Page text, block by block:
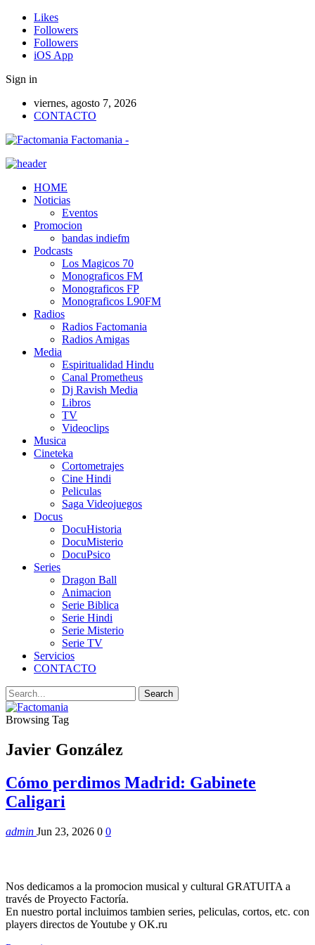
Likes
Followers
Followers
iOS App
Sign in
viernes, agosto 7, 2026
CONTACTO
Factomania -
HOME
Noticias
Eventos
Promocion
bandas indiefm
Podcasts
Los Magicos 70
Monograficos FM
Monograficos FP
Monograficos L90FM
Radios
Radios Factomania
Radios Amigas
Media
Espiritualidad Hindu
Canal Prometheus
Dj Ravish Media
Libros
TV
Videoclips
Musica
Cineteka
Cortometrajes
Cine Hindi
Peliculas
Saga Videojuegos
Docus
DocuHistoria
DocuMisterio
DocuPsico
Series
Dragon Ball
Animacion
Serie Biblica
Serie Hindi
Serie Misterio
Serie TV
Servicios
CONTACTO
Browsing Tag
Javier González
Cómo perdimos Madrid: Gabinete
Caligari
admin Jun 23, 2026 0 0
Nos dedicamos a la promocion musical y cultural GRATUITA a
través de Proyecto Factoría.
En nuestro portal incluimos tambien series, peliculas, cortos, etc. con
players directos de Youtube y OK.ru